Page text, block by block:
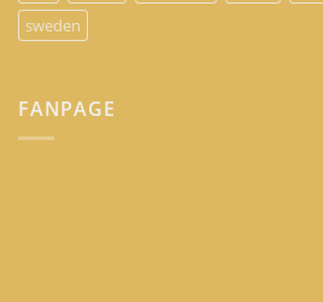
sweden
FANPAGE